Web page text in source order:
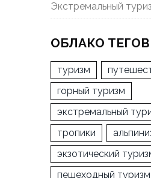
Экстремальный
ОБЛАКО ТЕГОВ
туризм
горный туризм
экстремальный
тропики
экзотический
пешеходный туризм